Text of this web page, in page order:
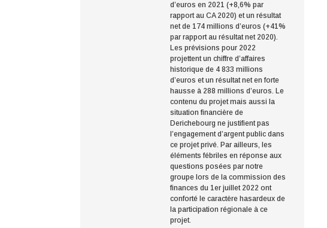
d’euros en 2021 (+8,6% par
rapport au CA 2020) et un résultat
net de 174 millions d’euros (+41%
par rapport au résultat net 2020).
Les prévisions pour 2022
projettent un chiffre d’affaires
historique de 4 833 millions
d’euros et un résultat net en forte
hausse à 288 millions d’euros. Le
contenu du projet mais aussi la
situation financière de
Derichebourg ne justifient pas
l’engagement d’argent public dans
ce projet privé. Par ailleurs, les
éléments fébriles en réponse aux
questions posées par notre
groupe lors de la commission des
finances du 1er juillet 2022 ont
conforté le caractère hasardeux de
la participation régionale à ce
projet.